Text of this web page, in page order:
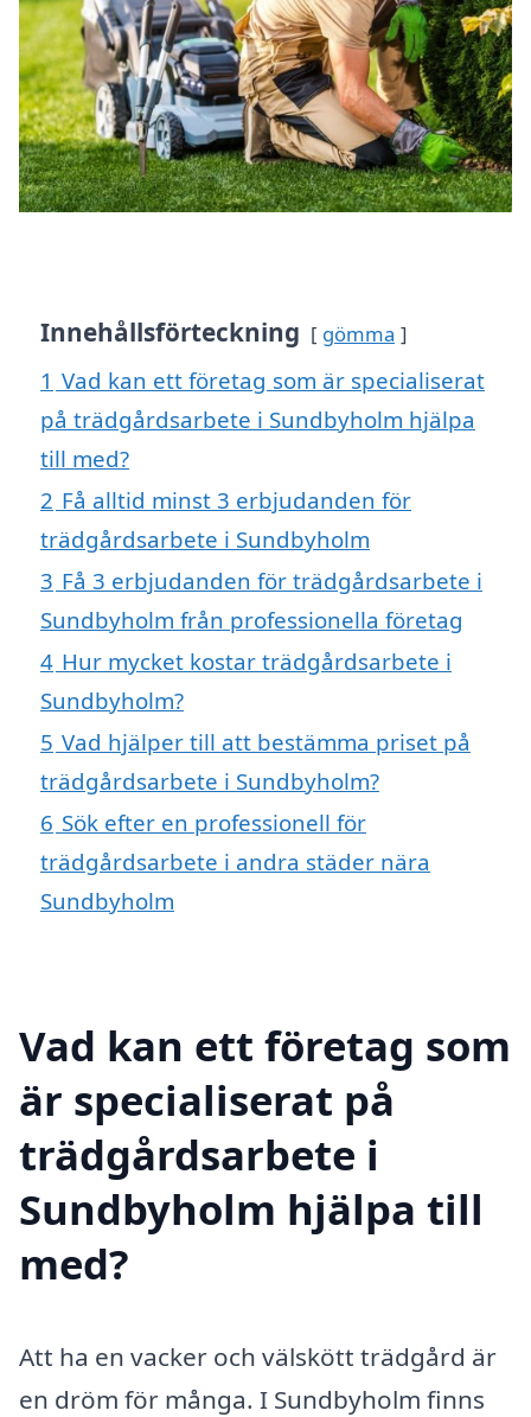
Innehållsförteckning gömma
1 Vad kan ett företag som är specialiserat
på trädgårdsarbete i Sundbyholm hjälpa
till med?
2 Få alltid minst 3 erbjudanden för
trädgårdsarbete i Sundbyholm
3 Få 3 erbjudanden för trädgårdsarbete i
Sundbyholm från professionella företag
4 Hur mycket kostar trädgårdsarbete i
Sundbyholm?
5 Vad hjälper till att bestämma priset på
trädgårdsarbete i Sundbyholm?
6 Sök efter en professionell för
trädgårdsarbete i andra städer nära
Sundbyholm
Vad kan ett företag som
är specialiserat på
trädgårdsarbete i
Sundbyholm hjälpa till
med?
Att ha en vacker och välskött trädgård är
en dröm för många. I Sundbyholm finns